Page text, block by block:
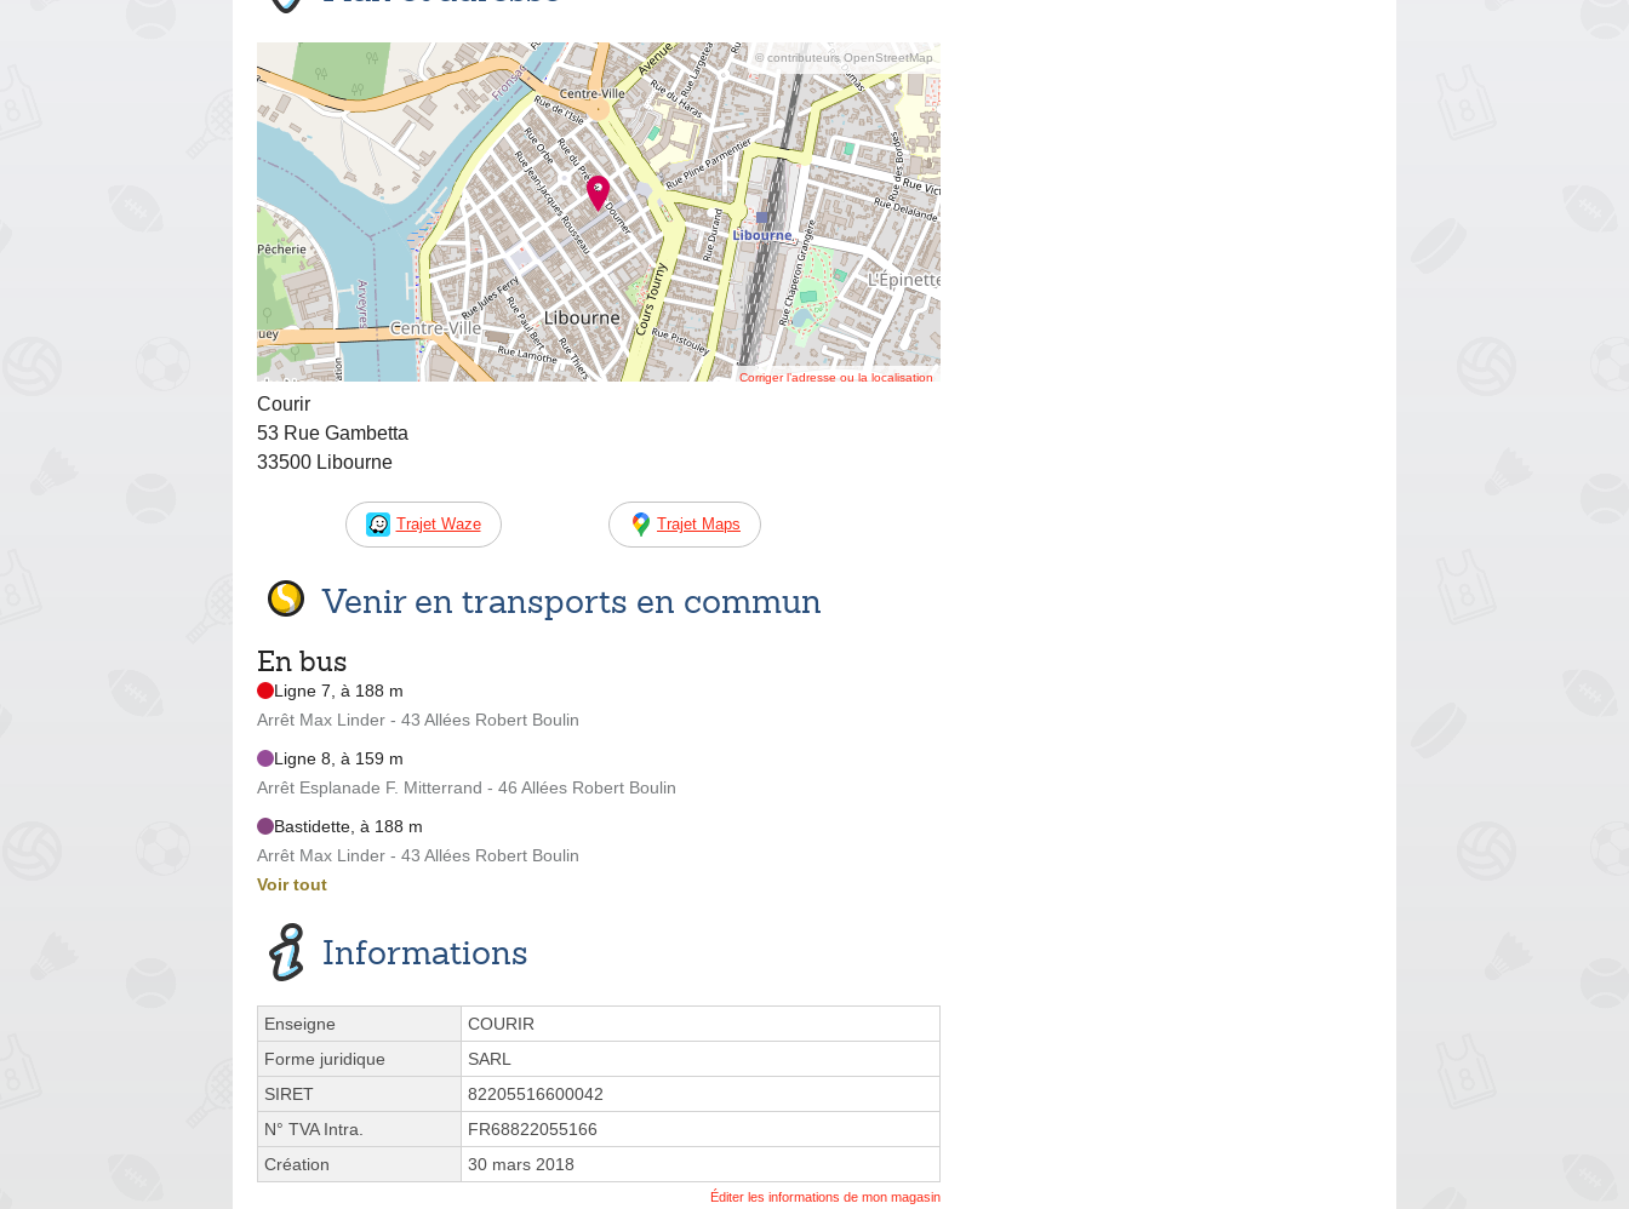
© contributeurs OpenStreetMap
Corriger l’adresse ou la localisation
Courir
53 Rue Gambetta
33500 Libourne
Trajet Waze Trajet Maps
Venir en transports en commun
En bus
Ligne 7, à 188 m
Arrêt Max Linder - 43 Allées Robert Boulin
Ligne 8, à 159 m
Arrêt Esplanade F. Mitterrand - 46 Allées Robert Boulin
Bastidette, à 188 m
Arrêt Max Linder - 43 Allées Robert Boulin
Voir tout
Informations
Enseigne
COURIR
Forme juridique
SARL
SIRET
82205516600042
N° TVA Intra.
FR68822055166
Création
30 mars 2018
Éditer les informations de mon magasin